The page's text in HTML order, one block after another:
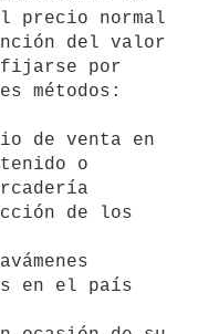
precio normal
del valor
fijarse por
métodos:
de venta en
o
de los
en el país